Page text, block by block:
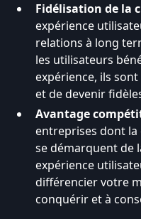
Fidélisation de la
expérience
relations à long
les utilisateurs
expérience, ils
et de devenir
Avantage
entreprises dont
se démarquent de
expérience
différencier votre
conquérir et à